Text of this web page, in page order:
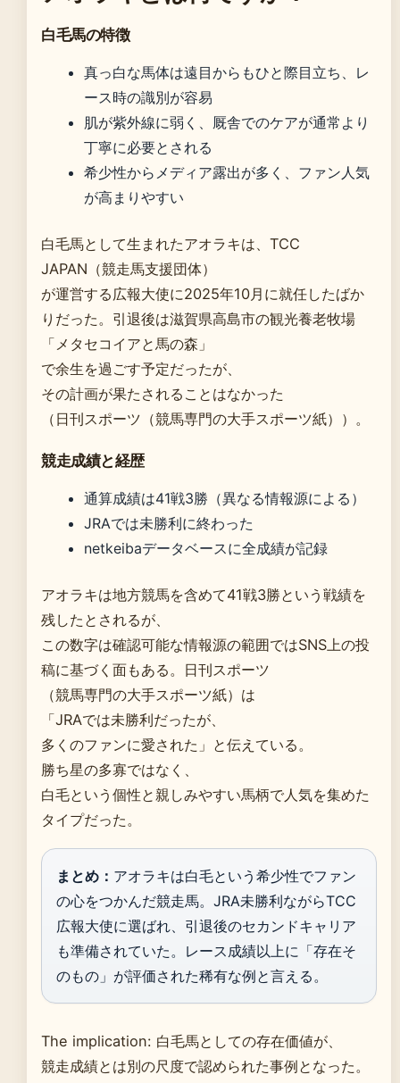
白毛馬の特徴
真っ白な馬体は遠目からもひと際目立ち、レ
ース時の識別が容易
肌が紫外線に弱く、厩舎でのケアが通常より
丁寧に必要とされる
希少性からメディア露出が多く、ファン人気
が高まりやすい
白毛馬として生まれたアオラキは、TCC
JAPAN（競走馬支援団体）
が運営する広報大使に2025年10月に就任したばか
りだった。引退後は滋賀県高島市の観光養老牧場
「メタセコイアと馬の森」
で余生を過ごす予定だったが、
その計画が果たされることはなかった
（日刊スポーツ（競馬専門の大手スポーツ紙））。
競走成績と経歴
通算成績は41戦3勝（異なる情報源による）
JRAでは未勝利に終わった
netkeibaデータベースに全成績が記録
アオラキは地方競馬を含めて41戦3勝という戦績を
残したとされるが、
この数字は確認可能な情報源の範囲ではSNS上の投
稿に基づく面もある。日刊スポーツ
（競馬専門の大手スポーツ紙）は
「JRAでは未勝利だったが、
多くのファンに愛された」と伝えている。
勝ち星の多寡ではなく、
白毛という個性と親しみやすい馬柄で人気を集めた
タイプだった。
まとめ： アオラキは白毛という希少性でファン
の心をつかんだ競走馬。JRA未勝利ながらTCC
広報大使に選ばれ、引退後のセカンドキャリア
も準備されていた。レース成績以上に「存在そ
のもの」が評価された稀有な例と言える。
The implication: 白毛馬としての存在価値が、
競走成績とは別の尺度で認められた事例となった。